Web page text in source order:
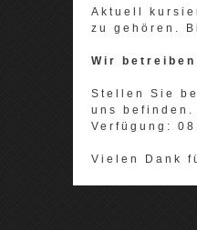
Aktuell
zu gehören.
Wir
Stellen Sie
uns
Verfügung:
Vielen Dank